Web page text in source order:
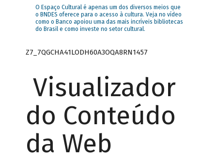
O Espaço Cultural é apenas um dos diversos meios que
o BNDES oferece para o acesso à cultura. Veja no vídeo
como o Banco apoiou uma das mais incríveis bibliotecas
do Brasil e como investe no setor cultural.
Z7_7QGCHA41LODH60A3OQA8RN1457
Visualizador
do Conteúdo
da Web